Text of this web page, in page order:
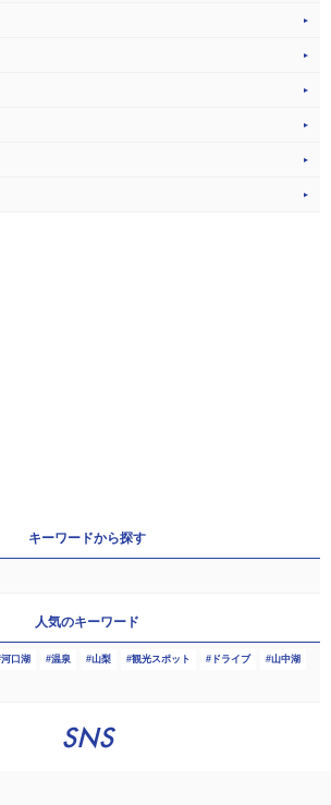
キーワードから探す
人気のキーワード
河口湖 温泉 山梨 観光スポット ドライブ 山中湖
SNS